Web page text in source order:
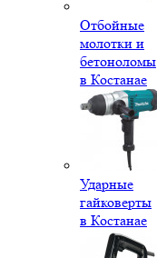
Отбойные
молотки и
бетоноломы
в Костанае
Ударные
гайковерты
в Костанае